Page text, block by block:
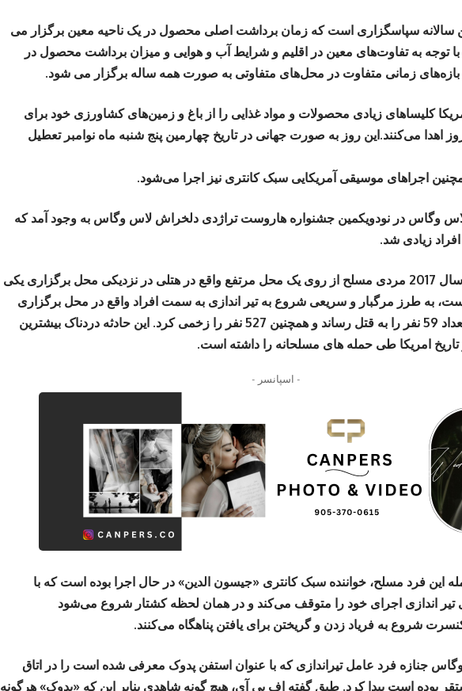
سپاسگزاری است که زمان برداشت اصلی محصول در یک ناحیه معین برگزار می
توجه به تفاوت‌های معین در اقلیم و شرایط آب و هوایی و میزان برداشت محصول در
زمانی متفاوت در محل‌های متفاوتی به صورت همه ساله برگزار می‌ شود.
کلیساهای زیادی محصولات و مواد غذایی را از باغ و زمین‌های کشاورزی خود برای
اهدا می‌کنند.این روز به صورت جهانی در تاریخ چهارمین پنج شنبه ماه نوامبر تعطیل
اجراهای موسیقی آمریکایی سبک کانتری نیز اجرا می‌شود.
وگاس در نودویکمین جشنواره هاروست تراژدی دلخراش لاس‌ وگاس به وجود آمد که
زیادی شد.
یکشنبه یکم اکتبر سال 2017 مردی مسلح از روی یک محل مرتفع واقع در هتلی در نزدیکی محل برگزاری یکی
به طرز مرگبار و سریعی شروع به تیر اندازی به سمت افراد واقع در محل برگزاری
فستیوال کرد که تعداد 59 نفر را به قتل رساند و همچنین 527 نفر را زخمی کرد. این حادثه دردناک بیشترین
امریکا طی حمله‌ های مسلحانه را داشته است.
- اسپانسر -
این فرد مسلح، خواننده سبک کانتری «جیسون الدین» در حال اجرا بوده است که با
اندازی اجرای خود را متوقف می‌کند و در همان لحظه کشتار شروع می‌شود
شروع به فریاد زدن و گریختن برای یافتن پناهگاه می‌کنند.
جنازه فرد عامل تیراندازی که با عنوان استفن پدوک معرفی شده است را در اتاق
بوده است پیدا کرد. طبق گفته اف بی آی، هیچ گونه شاهدی بنابر این که «پدوک» هرگونه